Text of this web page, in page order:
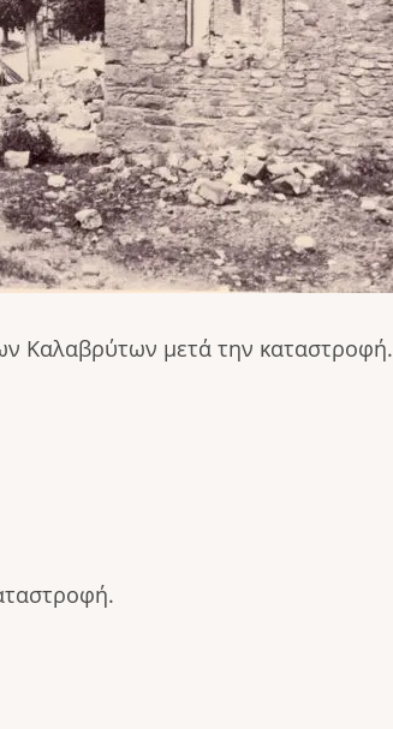
Καλαβρύτων μετά την καταστροφή.